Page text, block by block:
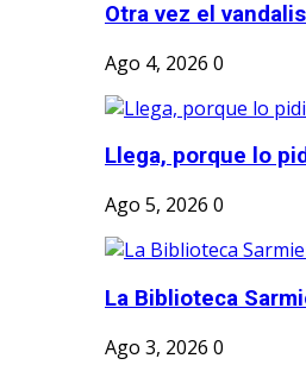
Otra vez el
Ago 4, 2026 0
Llega, porque lo
Ago 5, 2026 0
La Biblioteca
Ago 3, 2026 0